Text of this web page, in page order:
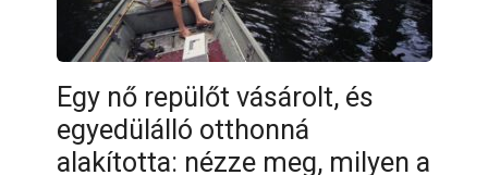
Egy nő repülőt vásárolt, és
egyedülálló otthonná
alakította: nézze meg, milyen a